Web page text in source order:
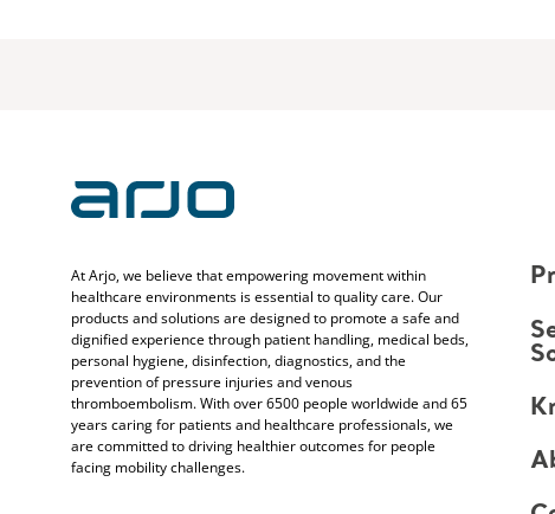
At Arjo, we believe that empowering movement within
healthcare environments is essential to quality care. Our
products and solutions are designed to promote a safe and
dignified experience through patient handling, medical beds,
personal hygiene, disinfection, diagnostics, and the
prevention of pressure injuries and venous
thromboembolism. With over 6500 people worldwide and 65
years caring for patients and healthcare professionals, we
are committed to driving healthier outcomes for people
facing mobility challenges.